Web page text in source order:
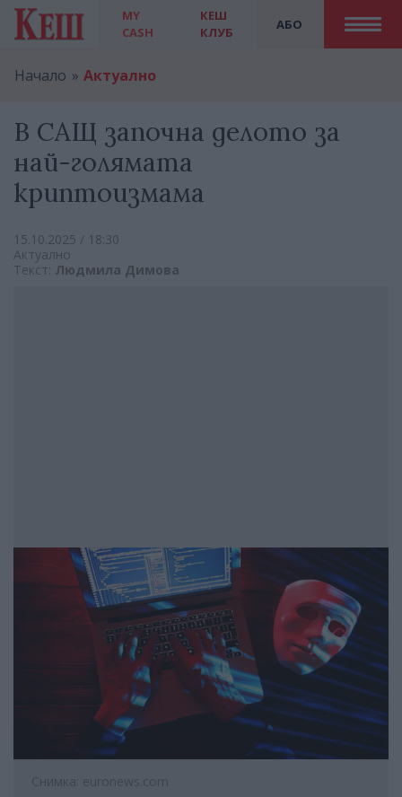
MY
CASH
АБО
КЕШ
КЛУБ
Начало Актуално
В САЩ започна делото за
най-голямата
криптоизмама
15.10.2025 / 18:30
Актуално
Текст: Людмила Димова
Снимка: euronews.com